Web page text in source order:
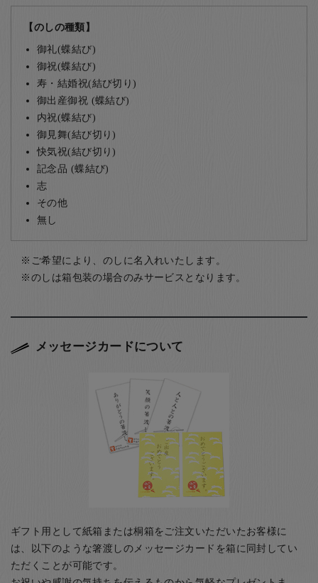
【のしの種類】
御礼(蝶結び)
御祝(蝶結び)
寿・結婚祝(結び切り)
御出産御祝 (蝶結び)
内祝(蝶結び)
御見舞(結び切り)
快気祝(結び切り)
記念品 (蝶結び)
志
その他
無し
ご希望により、のしに名入れいたします。
のしは箱包装の場合のみサービスとなります。
メッセージカードについて
ギフト用として紙箱または桐箱をご注文いただいたお客様に
は、以下のような箸渡しのメッセージカードを箱に同封してい
ただくことが可能です。